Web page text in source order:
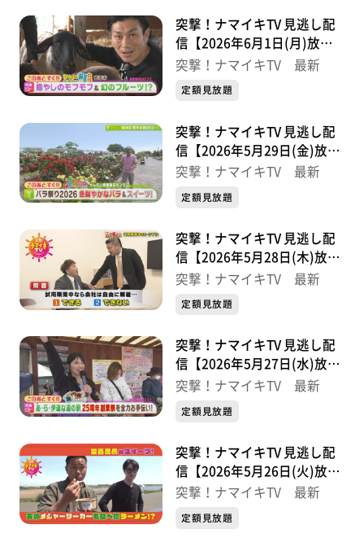
突撃！ナマイキTV 見逃し配
信【2026年6月1日(月)放送
分】
突撃！ナマイキTV 最新
定額見放題
突撃！ナマイキTV 見逃し配
信【2026年5月29日(金)放送
分】
突撃！ナマイキTV 最新
定額見放題
突撃！ナマイキTV 見逃し配
信【2026年5月28日(木)放送
分】
突撃！ナマイキTV 最新
定額見放題
突撃！ナマイキTV 見逃し配
信【2026年5月27日(水)放送
分】
突撃！ナマイキTV 最新
定額見放題
突撃！ナマイキTV 見逃し配
信【2026年5月26日(火)放送
分】
突撃！ナマイキTV 最新
定額見放題